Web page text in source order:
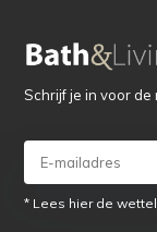
Schrijf je in voor
* Lees hier de